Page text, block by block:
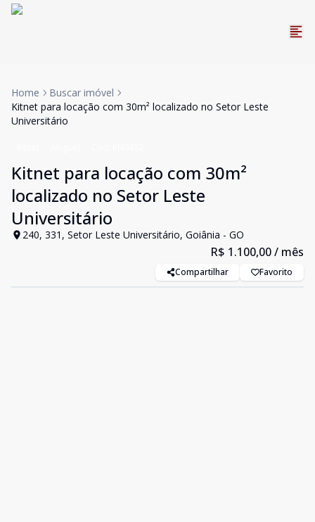
Home
Buscar imóvel
Kitnet para locação com 30m² localizado no Setor Leste
Universitário
Kitnet para locação com 30m²
localizado no Setor Leste
Universitário
240, 331, Setor Leste Universitário, Goiânia - GO
R$ 1.100,00/ mês
Compartilhar Favorito